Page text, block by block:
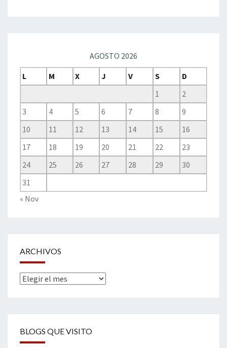
AGOSTO 2026
L
M X J V S
D
1
2
3
4 5 6 7 8
9
10
11 12 13 14 15
16
17
18 19 20 21 22
23
24
25 26 27 28 29
30
31
« Nov
ARCHIVOS
Archivos
BLOGS QUE VISITO